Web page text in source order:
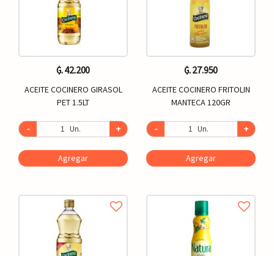
₲. 42.200
ACEITE COCINERO GIRASOL
PET 1.5LT
- Un. +
Agregar
₲. 27.950
ACEITE COCINERO FRITOLIN
MANTECA 120GR
- Un. +
Agregar